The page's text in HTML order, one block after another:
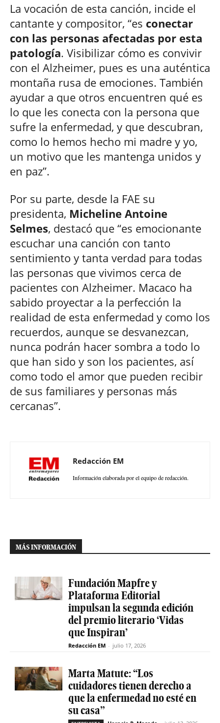
La vocación de esta canción, incide el
cantante y compositor, “es conectar
con las personas afectadas por esta
patología. Visibilizar cómo es convivir
con el Alzheimer, pues es una auténtica
montaña rusa de emociones. También
ayudar a que otros encuentren qué es
lo que les conecta con la persona que
sufre la enfermedad, y que descubran,
como lo hemos hecho mi madre y yo,
un motivo que les mantenga unidos y
en paz”.
Por su parte, desde la FAE su
presidenta, Micheline Antoine
Selmes, destacó que “es emocionante
escuchar una canción con tanto
sentimiento y tanta verdad para todas
las personas que vivimos cerca de
pacientes con Alzheimer. Macaco ha
sabido proyectar a la perfección la
realidad de esta enfermedad y como los
recuerdos, aunque se desvanezcan,
nunca podrán hacer sombra a todo lo
que han sido y son los pacientes, así
como todo el amor que pueden recibir
de sus familiares y personas más
cercanas”.
Redacción EM
Información elaborada por el equipo de redacción.
MÁS INFORMACIÓN
Fundación Mapfre y
Plataforma Editorial
impulsan la segunda edición
del premio literario ‘Vidas
que Inspiran’
Redacción EM - julio 17, 2026
Marta Matute: “Los
cuidadores tienen derecho a
que la enfermedad no esté en
su casa”